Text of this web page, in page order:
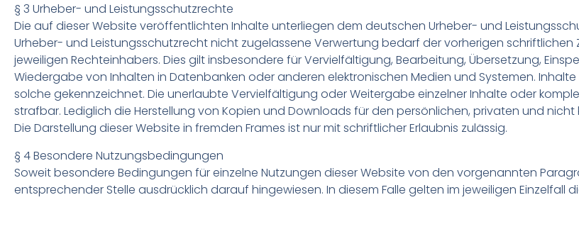
§ 3 Urheber- und Leistungsschutzrechte
Die auf dieser Website veröffentlichten Inhalte unterliegen dem deutschen Urheber- und
Urheber- und Leistungsschutzrecht nicht zugelassene Verwertung bedarf der vorherigen schriftlichen
jeweiligen Rechteinhabers. Dies gilt insbesondere für Vervielfältigung, Bearbeitung, Übersetzung,
Wiedergabe von Inhalten in Datenbanken oder anderen elektronischen Medien und Systemen.
solche gekennzeichnet. Die unerlaubte Vervielfältigung oder Weitergabe einzelner Inhalte oder
strafbar. Lediglich die Herstellung von Kopien und Downloads für den persönlichen, privaten und
Die Darstellung dieser Website in fremden Frames ist nur mit schriftlicher Erlaubnis zulässig.
§ 4 Besondere Nutzungsbedingungen
Soweit besondere Bedingungen für einzelne Nutzungen dieser Website von den vorgenannten
entsprechender Stelle ausdrücklich darauf hingewiesen. In diesem Falle gelten im jeweiligen Einzelfall